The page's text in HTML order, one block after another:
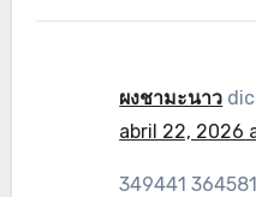
ผงชามะนาว
abril 22, 2026
349441